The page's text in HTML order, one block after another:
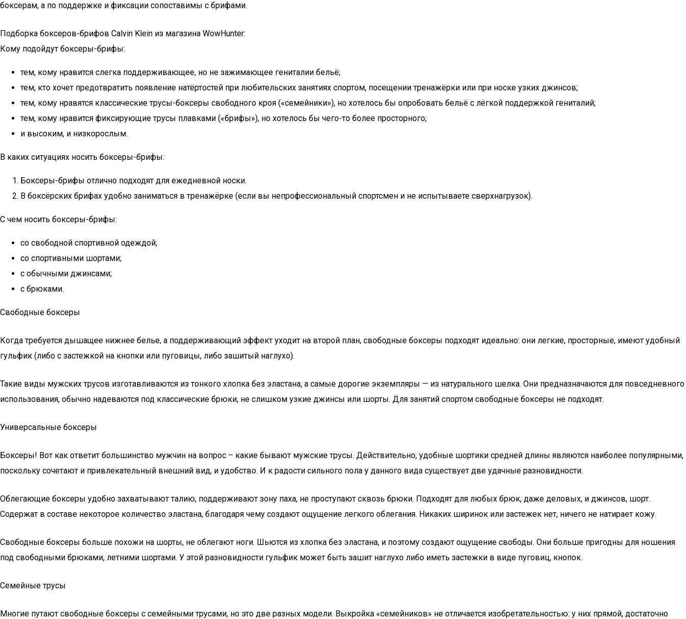
боксерам, а по поддержке и фиксации сопоставимы с брифами.
Подборка боксеров-брифов Calvin Klein из магазина WowHunter:
Кому подойдут боксеры-брифы:
тем, кому нравится слегка поддерживающее, но не зажимающее гениталии бельё;
тем, кто хочет предотвратить появление натёртостей при любительских занятиях спортом, посещении тренажёрки или при носке узких джинсов;
тем, кому нравятся классические трусы-боксеры свободного кроя («семейники»), но хотелось бы опробовать бельё с лёгкой поддержкой гениталий;
тем, кому нравится фиксирующие трусы плавками («брифы»), но хотелось бы чего-то более просторного;
и высоким, и низкорослым.
В каких ситуациях носить боксеры-брифы:
Боксеры-брифы отлично подходят для ежедневной носки.
В боксёрских брифах удобно заниматься в тренажёрке (если вы непрофессиональный спортсмен и не испытываете сверхнагрузок).
С чем носить боксеры-брифы:
со свободной спортивной одеждой;
со спортивными шортами;
с обычными джинсами;
с брюками.
Свободные боксеры
Когда требуется дышащее нижнее белье, а поддерживающий эффект уходит на второй план, свободные боксеры подходят идеально: они легкие, просторные, имеют удобный
гульфик (либо с застежкой на кнопки или пуговицы, либо зашитый наглухо).
Такие виды мужских трусов изготавливаются из тонкого хлопка без эластана, а самые дорогие экземпляры — из натурального шелка. Они предназначаются для повседневного
использования, обычно надеваются под классические брюки, не слишком узкие джинсы или шорты. Для занятий спортом свободные боксеры не подходят.
Универсальные боксеры
Боксеры! Вот как ответит большинство мужчин на вопрос – какие бывают мужские трусы. Действительно, удобные шортики средней длины являются наиболее популярными,
поскольку сочетают и привлекательный внешний вид, и удобство. И к радости сильного пола у данного вида существует две удачные разновидности.
Облегающие боксеры удобно захватывают талию, поддерживают зону паха, не проступают сквозь брюки. Подходят для любых брюк, даже деловых, и джинсов, шорт.
Содержат в составе некоторое количество эластана, благодаря чему создают ощущение легкого облегания. Никаких ширинок или застежек нет, ничего не натирает кожу.
Свободные боксеры больше похожи на шорты, не облегают ноги. Шьются из хлопка без эластана, и поэтому создают ощущение свободы. Они больше пригодны для ношения
под свободными брюками, летними шортами. У этой разновидности гульфик может быть зашит наглухо либо иметь застежки в виде пуговиц, кнопок.
Семейные трусы
Многие путают свободные боксеры с семейными трусами, но это две разных модели. Выкройка «семейников» не отличается изобретательностью: у них прямой, достаточно